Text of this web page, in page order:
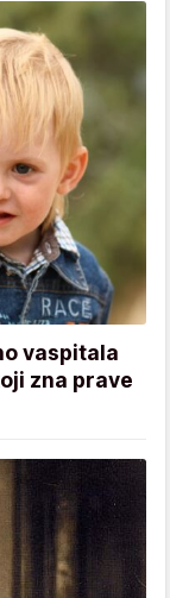
vaspitala
zna prave